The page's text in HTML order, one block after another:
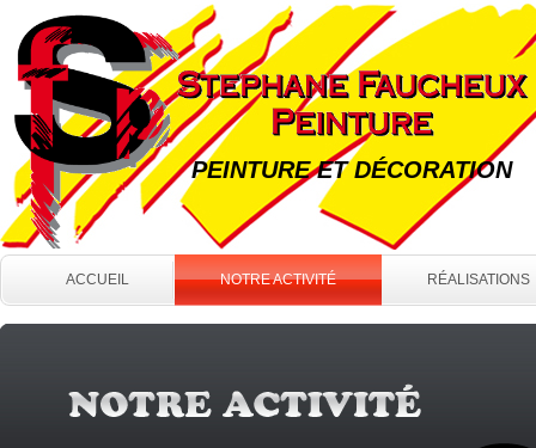
PEINTURE ET DÉCORATION
ACCUEIL NOTRE ACTIVITÉ RÉALISATIONS